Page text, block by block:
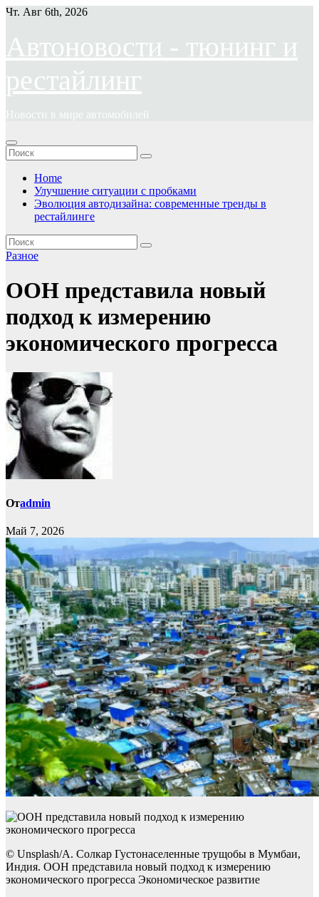
Перейти
содержимому
Чт. Авг 6th, 2026
Автоновости - тюнинг и
рестайлинг
Новости в мире автомобилей
Home
Улучшение ситуации с пробками
Эволюция автодизайна: современные тренды в
рестайлинге
Разное
ООН представила новый
подход к измерению
экономического прогресса
Отadmin
Май 7, 2026
© Unsplash/А. Солкар Густонаселенные трущобы в Мумбаи,
Индия. ООН представила новый подход к измерению
экономического прогресса Экономическое развитие